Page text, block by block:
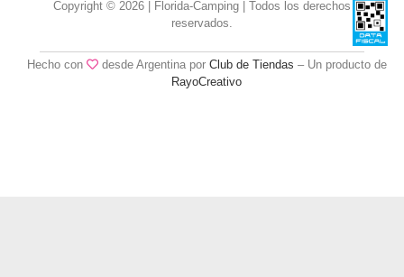
Copyright © 2026 | Florida-Camping | Todos los derechos
reservados.
Hecho con desde Argentina por Club de Tiendas – Un producto de
RayoCreativo